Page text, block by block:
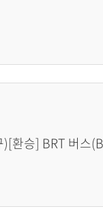
환승] BRT 버스